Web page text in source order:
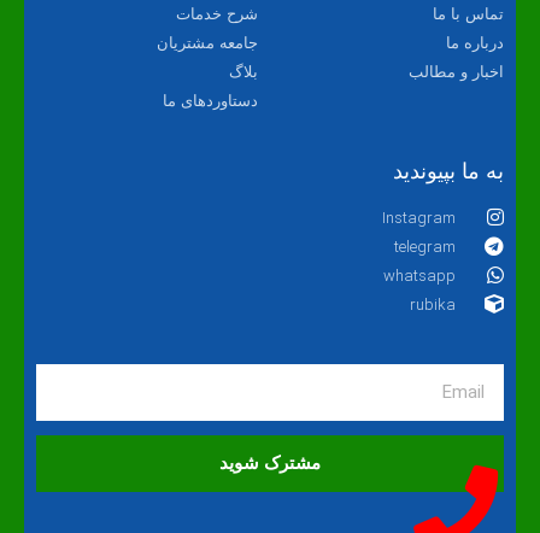
تماس با ما
درباره ما
اخبار و مطالب
شرح خدمات
جامعه مشتریان
بلاگ
دستاوردهای ما
به ما بپیوندید
Instagram
telegram
whatsapp
rubika
مشترک شوید